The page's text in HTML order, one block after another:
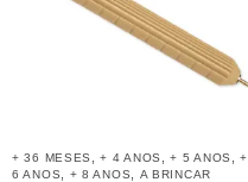
+ 36 MESES ,+ 4 ANOS ,+ 5 ANOS ,+
6 ANOS
+ 8 ANOS
A BRINCAR